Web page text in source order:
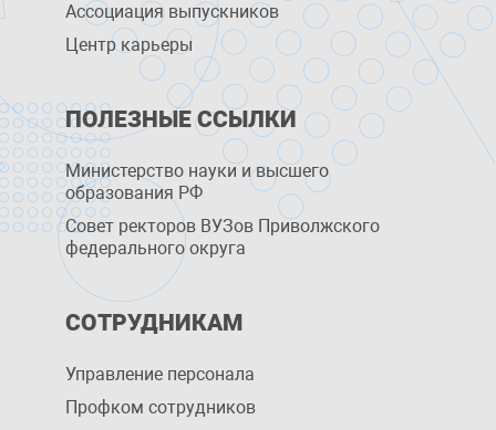
Ассоциация выпускников
Центр карьеры
ПОЛЕЗНЫЕ ССЫЛКИ
Министерство науки и высшего
образования РФ
Совет ректоров ВУЗов Приволжского
федерального округа
СОТРУДНИКАМ
Управление персоналa
Профком сотрудников